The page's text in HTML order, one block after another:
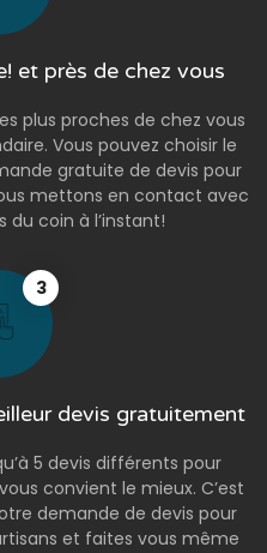
et près de chez vous
plus proches de chez vous
Vous pouvez choisir le
gratuite de devis pour
mettons en contact avec
du coin à l’instant!
3
devis gratuitement
5 devis différents pour
convient le mieux. C’est
demande de devis pour
et faites vous même